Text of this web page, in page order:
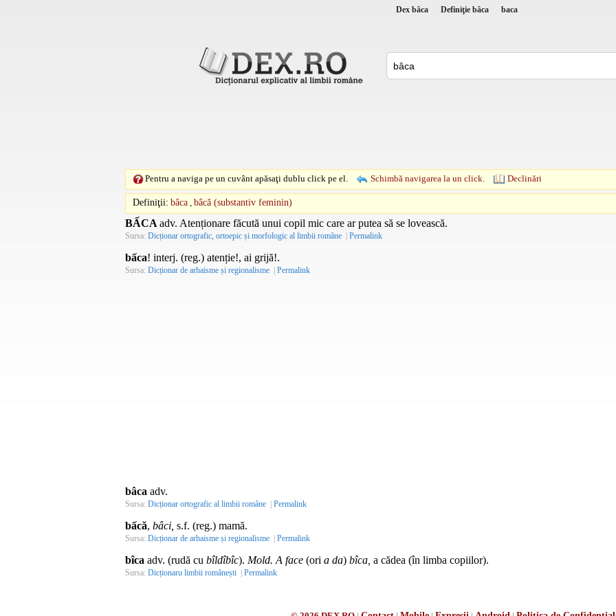
Dex bâca Definiţie bâca baca
Pentru a naviga pe un cuvânt apăsaţi dublu click pe el. Schimbă navigarea la un click. Declinări
Definiţii: bâca bâcă (substantiv feminin)
BẤCA adv. Atenționare făcută unui copil mic care ar putea să se lovească.
Sursa: Dicționar ortografic, ortoepic și morfologic al limbii române | Permalink
bấca! interj. (reg.) atenție!, ai grijă!.
Sursa: Dicționar de arhaisme și regionalisme | Permalink
bâca adv.
Sursa: Dicționar ortografic al limbii române | Permalink
bấcă, bâci, s.f. (reg.) mamă.
Sursa: Dicționar de arhaisme și regionalisme | Permalink
bîca adv. (rudă cu bîldîbîc). Mold. A face (ori a da) bîca, a cădea (în limba copiilor).
Sursa: Dicționaru limbii românești | Permalink